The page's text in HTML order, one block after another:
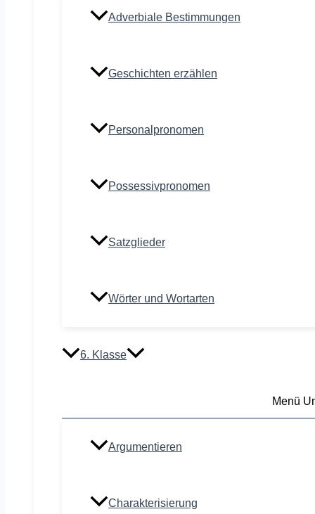
Adverbiale Bestimmungen
Geschichten erzählen
Personalpronomen
Possessivpronomen
Satzglieder
Wörter und Wortarten
6. Klasse
Menü
Argumentieren
Charakterisierung